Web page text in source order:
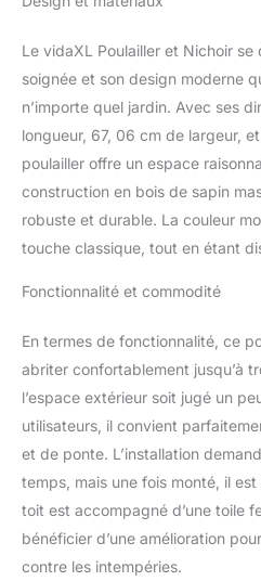
bois
qui
Le vidaXL Poulailler et Nichoir
soignée et son design moderne
n’importe quel jardin. Avec ses
longueur, 67, 06 cm de largeur,
poulailler offre un espace
construction en bois de sapin
robuste et durable. La couleur
touche classique, tout en étant
Fonctionnalité et commodité
En termes de fonctionnalité, ce
abriter confortablement jusqu’à
l’espace extérieur soit jugé un
utilisateurs, il convient
et de ponte. L’installation
temps, mais une fois monté, il
toit est accompagné d’une toile
bénéficier d’une amélioration
contre les intempéries.